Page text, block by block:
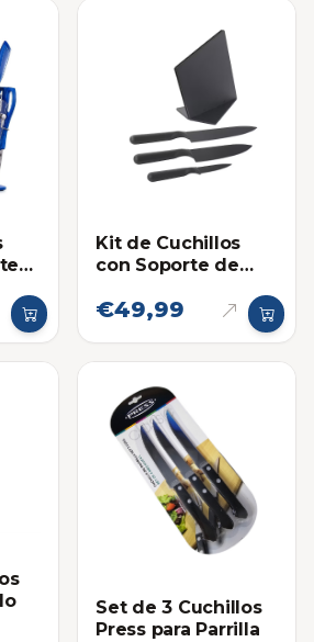
Kit de Cuchillos
con Soporte de
Jamfora
€49,99
Set de 3 Cuchillos
Press para Parrilla